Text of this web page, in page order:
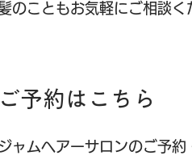
のこともお気軽にご相談
ご予約はこちら
ャムヘアーサロンのご予約